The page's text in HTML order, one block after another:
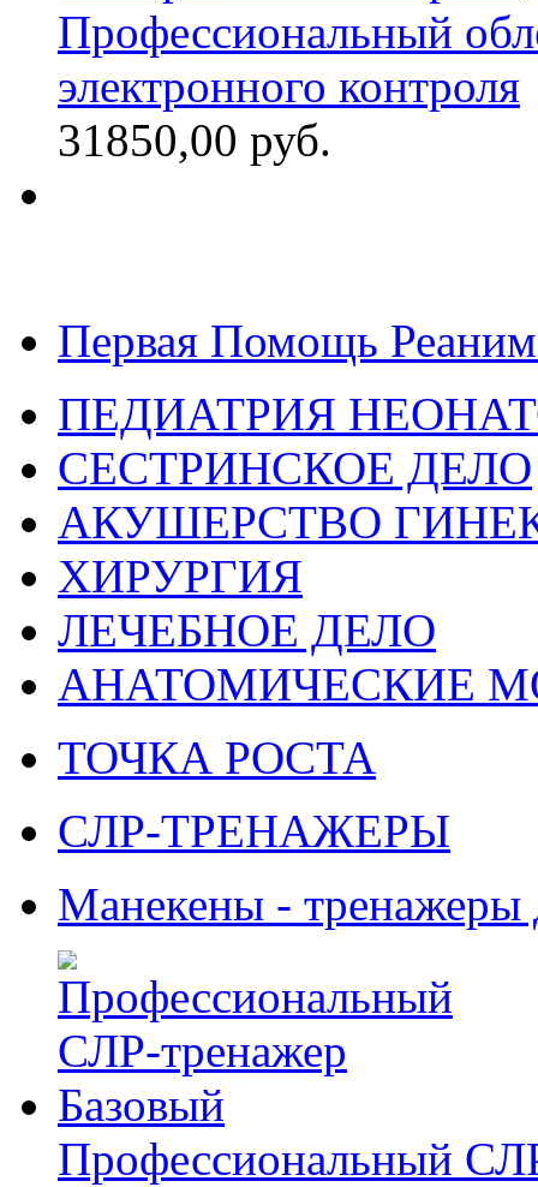
Профессиональный
электронного контроля
31850,00 руб.
Первая Помощь
ПЕДИАТРИЯ
СЕСТРИНСКОЕ ДЕЛО
АКУШЕРСТВО
ХИРУРГИЯ
ЛЕЧЕБНОЕ ДЕЛО
АНАТОМИЧЕСКИЕ
ТОЧКА РОСТА
СЛР-ТРЕНАЖЕРЫ
Манекены -
Профессиональный